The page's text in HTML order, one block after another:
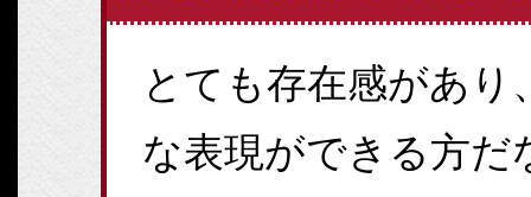
とても存在感があ
な表現ができる方